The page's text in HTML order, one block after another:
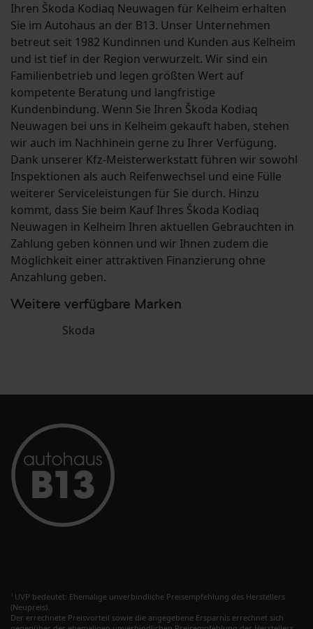
Ihren Škoda Kodiaq Neuwagen für Kelheim erhalten
Sie im Autohaus an der B13. Unser Unternehmen
betreut seit 1982 Kundinnen und Kunden aus Kelheim
und ist tief in der Region verwurzelt. Wir sind ein
Familienbetrieb und legen größten Wert auf
kompetente Beratung und langfristige
Kundenbindung. Wenn Sie Ihren Škoda Kodiaq
Neuwagen bei uns in Kelheim gekauft haben, stehen
wir auch im Nachhinein gerne zu Ihrer Verfügung.
Dank unserer Kfz-Meisterwerkstatt führen wir sowohl
Inspektionen als auch Reifenwechsel und eine Fülle
weiterer Serviceleistungen für Sie durch. Hinzu
kommt, dass Sie beim Kauf Ihres Škoda Kodiaq
Neuwagen in Kelheim Ihren aktuellen Gebrauchten in
Zahlung geben können und wir Ihnen zudem die
Möglichkeit einer attraktiven Finanzierung ohne
Anzahlung geben.
Weitere verfügbare Marken
Skoda
1 UVP bedeutet: Ehemalige unverbindliche Preisempfehlung des Herstellers
(Neupreis).
Der errechnete Preisvorteil sowie die angegebene Ersparnis errechnet sich